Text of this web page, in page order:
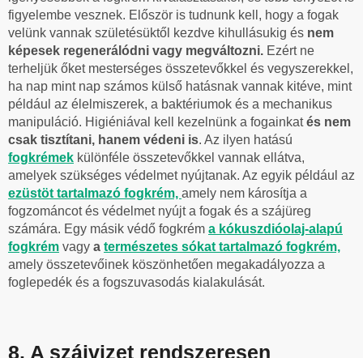
figyelembe vesznek. Először is tudnunk kell, hogy a fogak
velünk vannak születésüktől kezdve kihullásukig és nem
képesek regenerálódni vagy megváltozni. Ezért ne
terheljük őket mesterséges összetevőkkel és vegyszerekkel,
ha nap mint nap számos külső hatásnak vannak kitéve, mint
például az élelmiszerek, a baktériumok és a mechanikus
manipuláció. Higiéniával kell kezelnünk a fogainkatés nem
csak tisztítani, hanem védeni is. Az ilyen hatású
fogkrémek különféle összetevőkkel vannak ellátva,
amelyek szükséges védelmet nyújtanak. Az egyik például az
ezüstöt tartalmazó fogkrém, amely nem károsítja a
fogzománcot és védelmet nyújt a fogak és a szájüreg
számára. Egy másik védő fogkrém a kókuszdióolaj-alapú
fogkrém vagy a természetes sókat tartalmazó fogkrém,
amely összetevőinek köszönhetően megakadályozza a
foglepedék és a fogszuvasodás kialakulását.
8. A szájvizet rendszeresen